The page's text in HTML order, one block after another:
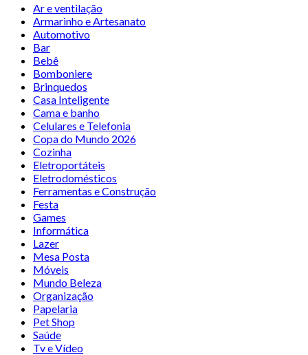
Ar e ventilação
Armarinho e Artesanato
Automotivo
Bar
Bebê
Bomboniere
Brinquedos
Casa Inteligente
Cama e banho
Celulares e Telefonia
Copa do Mundo 2026
Cozinha
Eletroportáteis
Eletrodomésticos
Ferramentas e Construção
Festa
Games
Informática
Lazer
Mesa Posta
Móveis
Mundo Beleza
Organização
Papelaria
Pet Shop
Saúde
Tv e Vídeo